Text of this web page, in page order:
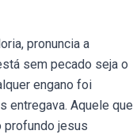
pronuncia a
sem pecado seja o
engano foi
entregava. Aquele que
profundo jesus